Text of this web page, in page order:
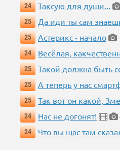
24
Таксую для души...
25
Да иди ты сам
25
Астерикс - начало
24
Весёлая,
25
Такой должна быть
25
А теперь у нас
25
Так вот он какой,
24
Нас не догонят!
24
Что вы щас там